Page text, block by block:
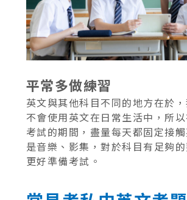
平常多做練習
英文與其他科目不同的地方在於
不會使用英文在日常生活中，所
考試的期間，盡量每天都固定接
是音樂、影集，對於科目有足夠
更好準備考試。